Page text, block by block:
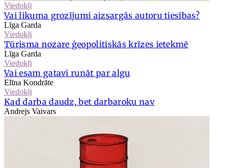
Viedokļi
Vai likuma grozījumi aizsargās autoru tiesības?
Līga Garda
Viedokļi
Tūrisma nozare ģeopolitiskās krīzes ietekmē
Līga Garda
Viedokļi
Vai esam gatavi runāt par algu
Elīna Kondrāte
Viedokļi
Kad darba daudz, bet darbaroku nav
Andrejs Vaivars